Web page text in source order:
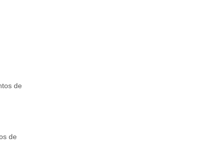
de
de